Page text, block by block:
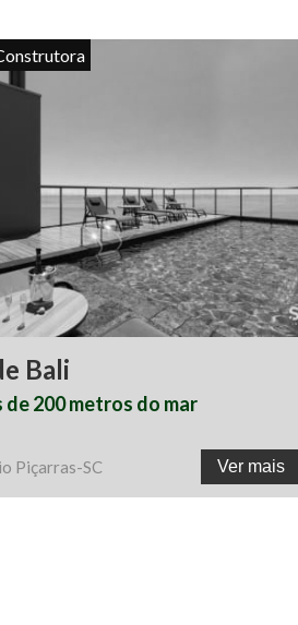
Bali
de 200 metros do mar
Piçarras-SC Ver mais